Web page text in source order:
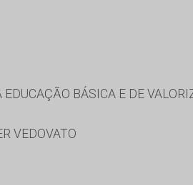
BÁSICA E DE
VEDOVATO